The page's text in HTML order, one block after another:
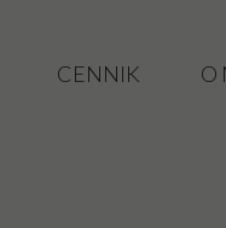
CENNIK O